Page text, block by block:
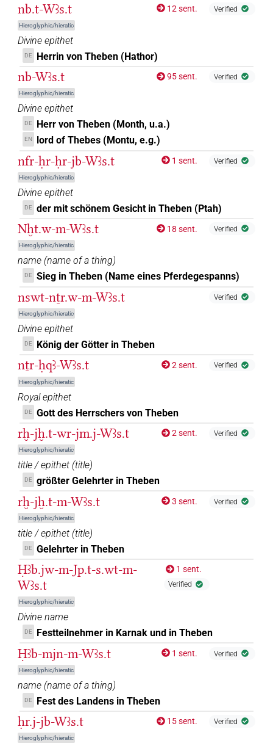
nb.t-Wꜣs.t
Hieroglyphic/hieratic
12 sent. Verified
Divine epithet
DE Herrin von Theben (Hathor)
nb-Wꜣs.t
Hieroglyphic/hieratic
95 sent. Verified
Divine epithet
DE Herr von Theben (Month, u.a.)
EN lord of Thebes (Montu, e.g.)
nfr-ḥr-ḥr-jb-Wꜣs.t
Hieroglyphic/hieratic
1 sent. Verified
Divine epithet
DE der mit schönem Gesicht in Theben (Ptah)
Nḫt.w-m-Wꜣs.t
Hieroglyphic/hieratic
18 sent. Verified
name (name of a thing)
DE Sieg in Theben (Name eines Pferdegespanns)
nswt-nṯr.w-m-Wꜣs.t
Hieroglyphic/hieratic
Verified
Divine epithet
DE König der Götter in Theben
nṯr-ḥqꜣ-Wꜣs.t
Hieroglyphic/hieratic
2 sent. Verified
Royal epithet
DE Gott des Herrschers von Theben
rḫ-jḫ.t-wr-jm.j-Wꜣs.t
Hieroglyphic/hieratic
2 sent. Verified
title / epithet (title)
DE größter Gelehrter in Theben
rḫ-jḫ.t-m-Wꜣs.t
Hieroglyphic/hieratic
3 sent. Verified
title / epithet (title)
DE Gelehrter in Theben
Ḥꜣb.jw-m-Jp.t-s.wt-m-
Wꜣs.t
Hieroglyphic/hieratic
1 sent.
Verified
Divine name
DE Festteilnehmer in Karnak und in Theben
Ḥꜣb-mjn-m-Wꜣs.t
Hieroglyphic/hieratic
1 sent. Verified
name (name of a thing)
DE Fest des Landens in Theben
ḥr.j-jb-Wꜣs.t
Hieroglyphic/hieratic
15 sent. Verified